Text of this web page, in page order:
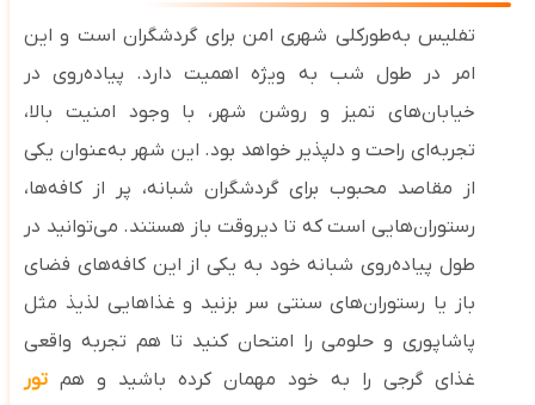
تفلیس به‌طورکلی شهری امن برای گردشگران است و این
امر در طول شب به ‌ویژه اهمیت دارد. پیاده‌روی در
خیابان‌های تمیز و روشن شهر، با وجود امنیت بالا،
تجربه‌ای راحت و دلپذیر خواهد بود. این شهر به‌عنوان یکی
از مقاصد محبوب برای گردشگران شبانه، پر از کافه‌ها،
رستوران‌هایی است که تا دیروقت باز هستند. می‌توانید در
طول پیاده‌روی شبانه خود به یکی از این کافه‌های فضای
باز یا رستوران‌های سنتی سر بزنید و غذاهایی لذیذ مثل
پاشاپوری و حلومی را امتحان کنید تا هم تجربه واقعی
غذای گرجی را به خود مهمان کرده باشید و هم
تور